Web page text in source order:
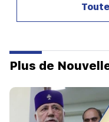
Les détails sur les
une école
21:30
Où est passé
Nalchajyan sur la
21:25
Plus de